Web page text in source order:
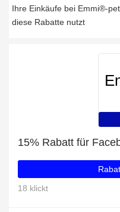
Ihre Einkäufe bei Emmi®-
diese Rabatte nutzt
15% Rabatt für
18 klickt